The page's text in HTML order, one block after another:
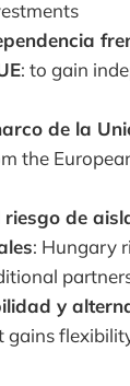
: to gain
de la
the
de
: Hungary
y
gains